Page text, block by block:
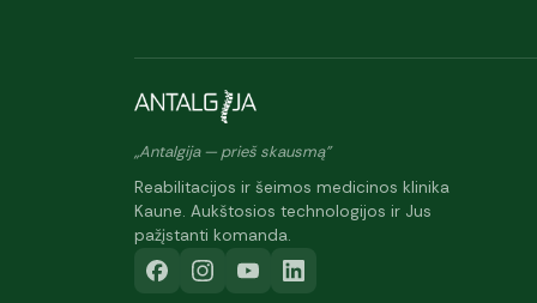
„Antalgija — prieš skausmą"
Reabilitacijos ir šeimos medicinos klinika
Kaune. Aukštosios technologijos ir Jus
pažįstanti komanda.